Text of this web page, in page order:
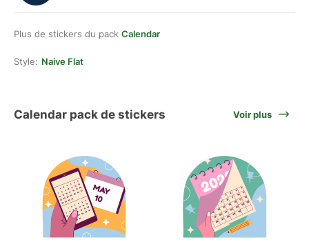
Plus de stickers du pack Calendar
Style: Naive Flat
Calendar pack de stickers Voir plus